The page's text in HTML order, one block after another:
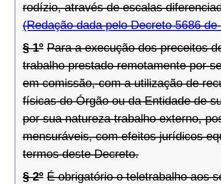
rodízio, através de escalas
(Redação dada pelo Decreto 5686 de
§ 1º Para a execução dos preceitos
trabalho prestado remotamente por
em comissão, com a utilização de
físicas do Órgão ou da Entidade de
por sua natureza trabalho externo,
mensuráveis, com efeitos jurídicos
termos deste Decreto.
§ 2º É obrigatório o teletrabalho aos